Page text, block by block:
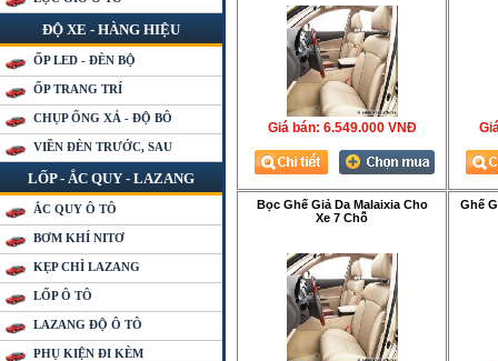
ĐỘ XE - HÀNG HIỆU
ỐP LED - ĐÈN BỘ
ỐP TRANG TRÍ
CHỤP ỐNG XẢ - ĐỘ BÔ
VIỀN ĐÈN TRƯỚC, SAU
LỐP - ẮC QUY - LAZANG
ẮC QUY Ô TÔ
BƠM KHÍ NITƠ
KẸP CHÌ LAZANG
LỐP Ô TÔ
LAZANG ĐỘ Ô TÔ
PHỤ KIỆN ĐI KÈM
Giá bán: 6.549.000 VNÐ
Bọc Ghế Giả Da Malaixia Cho
Xe 7 Chỗ
Ghế